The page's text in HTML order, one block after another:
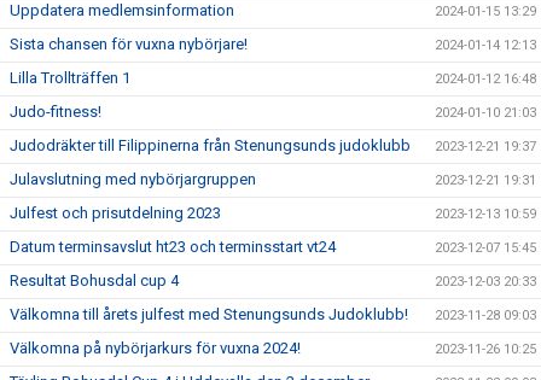
Uppdatera medlemsinformation 2024-01-15 13:29
Sista chansen för vuxna nybörjare! 2024-01-14 12:13
Lilla Trollträffen 1 2024-01-12 16:48
Judo-fitness! 2024-01-10 21:03
Judodräkter till Filippinerna från Stenungsunds judoklubb 2023-12-21 19:37
Julavslutning med nybörjargruppen 2023-12-21 19:31
Julfest och prisutdelning 2023 2023-12-13 10:59
Datum terminsavslut ht23 och terminsstart vt24 2023-12-07 15:45
Resultat Bohusdal cup 4 2023-12-03 20:33
Välkomna till årets julfest med Stenungsunds Judoklubb! 2023-11-28 09:03
Välkomna på nybörjarkurs för vuxna 2024! 2023-11-26 10:25